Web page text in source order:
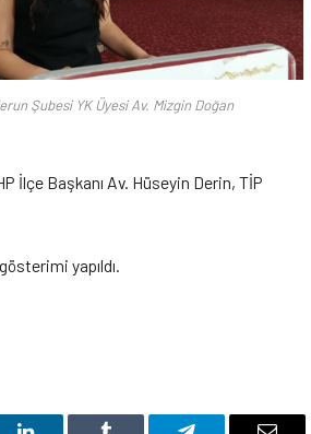
Şubesi YK Üyesi Av. Mizgin Doğan
İlçe Başkanı Av. Hüseyin Derin, TİP
yapıldı.